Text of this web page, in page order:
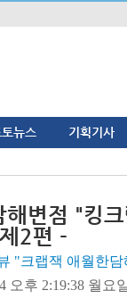
뉴스 기획기사
해변점 "킹
2편 -
"크랩잭 애월한
오후 2:19:38 월요